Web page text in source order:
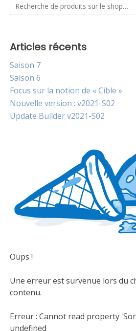
Articles récents
Saison 7
Saison 6
Focus sur la notion de « Cible »
Nouvelle version : v2021-S02
Update Builder v2021-S02
Oups !
Une erreur est survenue lors du
contenu.
Erreur : Cannot read property
undefined